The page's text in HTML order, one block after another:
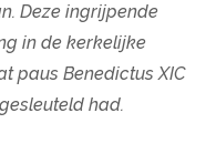
Deze ingrijpende
in de kerkelijke
paus Benedictus XIC
had.